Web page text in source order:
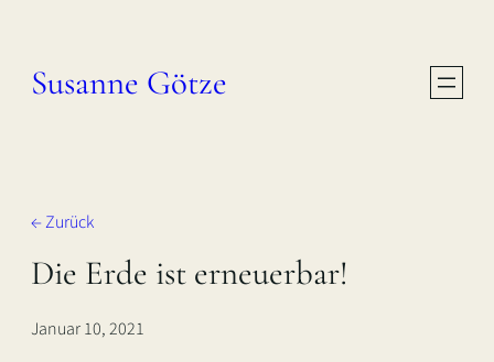
springen
Susanne Götze
← Zurück
Die Erde ist erneuerbar!
Januar 10, 2021